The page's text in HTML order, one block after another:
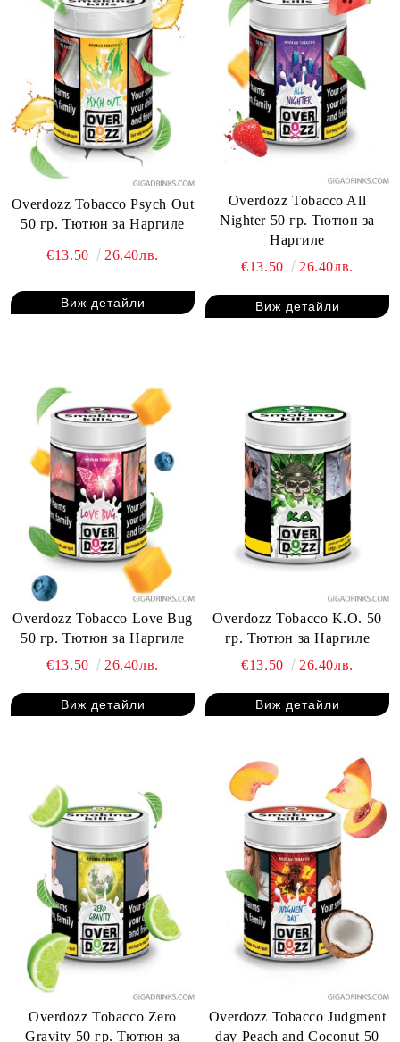
Overdozz Tobacco Psych Out
50 гр. Тютюн за Наргиле
€13.50 26.40лв.
Виж детайли
Overdozz Tobacco All
Nighter 50 гр. Тютюн за
Наргиле
€13.50
26.40лв.
Виж детайли
Overdozz Tobacco Love Bug
50 гр. Тютюн за Наргиле
€13.50
26.40лв.
Виж детайли
Overdozz Tobacco K.O. 50
гр. Тютюн за Наргиле
€13.50
26.40лв.
Виж детайли
Overdozz Tobacco Zero
Gravity 50 гр. Тютюн за
Overdozz Tobacco Judgment
day Peach and Coconut 50